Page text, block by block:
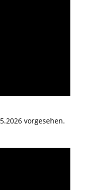
vorgesehen.